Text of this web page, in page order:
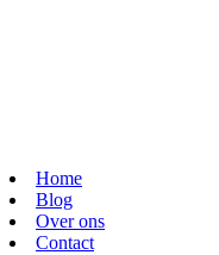
Home
Blog
Over ons
Contact